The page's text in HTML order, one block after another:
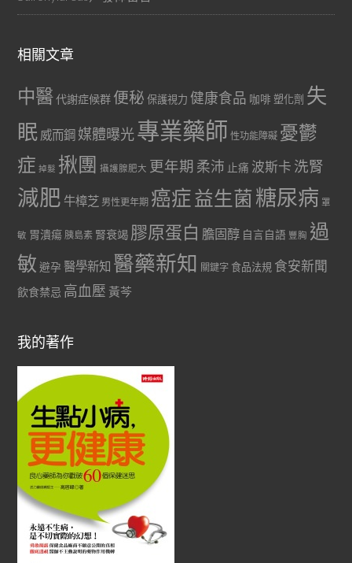
相關文章
中醫代謝症候群 便秘 保護視力 健康食品 咖啡 塑化劑 失
眠 威而鋼 媒體曝光專業藥師 性功能障礙 憂鬱
症 掉髮 揪團 攝護腺肥大 更年期 柔沛 止痛 波斯卡 洗腎
減肥 牛樟芝 男性更年期 癌症益生菌 糖尿病 罩
敏 胃潰瘍 胰島素 腎衰竭 膠原蛋白 膽固醇 自言自語 豐胸 過
敏 避孕 醫學新知 醫藥新知 關鍵字 食品法規 食安新聞
飲食禁忌 高血壓 黃芩
我的著作